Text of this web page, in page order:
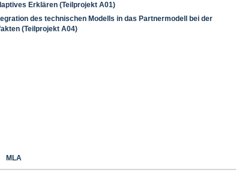
Erklären (Teilprojekt A01)
des technischen Modells in das Partnermodell bei der
(Teilprojekt A04)
MLA